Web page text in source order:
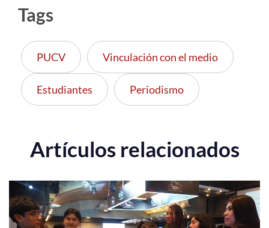
Tags
PUCV Vinculación con el medio
Estudiantes Periodismo
Artículos relacionados